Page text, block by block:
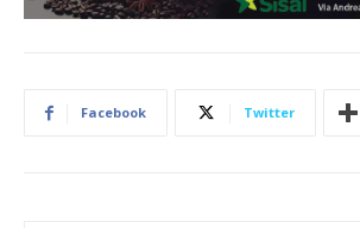
Facebook Twitter